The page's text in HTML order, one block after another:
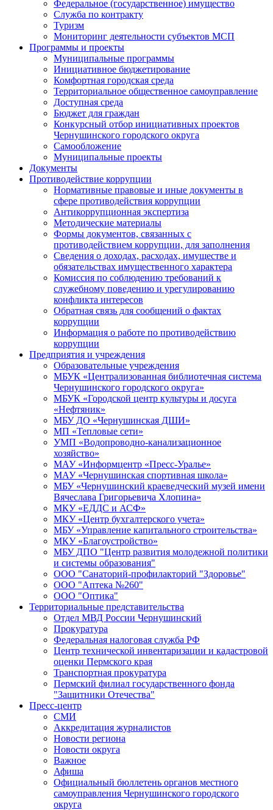
Федеральное (государственное) имущество
Служба по контракту
Туризм
Мониторинг деятельности субъектов МСП
Программы и проекты
Муниципальные программы
Инициативное бюджетирование
Комфортная городская среда
Территориальное общественное самоуправление
Доступная среда
Бюджет для граждан
Конкурсный отбор инициативных проектов
Чернушинского городского округа
Самообложение
Муниципальные проекты
Документы
Противодействие коррупции
Нормативные правовые и иные документы в
сфере противодействия коррупции
Антикоррупционная экспертиза
Методические материалы
Формы документов, связанных с
противодействием коррупции, для заполнения
Сведения о доходах, расходах, имуществе и
обязательствах имущественного характера
Комиссия по соблюдению требований к
служебному поведению и урегулированию
конфликта интересов
Обратная связь для сообщений о фактах
коррупции
Информация о работе по противодействию
коррупции
Предприятия и учреждения
Образовательные учреждения
МБУК «Централизованная библиотечная система
Чернушинского городского округа»
МБУК «Городской центр культуры и досуга
«Нефтяник»
МБУ ДО «Чернушинская ДШИ»
МП «Тепловые сети»
УМП «Водопроводно-канализационное
хозяйство»
МАУ «Информцентр «Пресс-Уралье»
МАУ «Чернушинская спортивная школа»
МБУ «Чернушинский краеведческий музей имени
Вячеслава Григорьевича Хлопина»
МКУ «ЕДДС и АСФ»
МКУ «Центр бухгалтерского учета»
МБУ «Управление капитального строительства»
МКУ «Благоустройство»
МБУ ДПО "Центр развития молодежной политики
и системы образования"
ООО "Санаторий-профилакторий "Здоровье"
ООО "Аптека №260"
ООО "Оптика"
Территориальные представительства
Отдел МВД России Чернушинский
Прокуратура
Федеральная налоговая служба РФ
Центр технической инвентаризации и кадастровой
оценки Пермского края
Транспортная прокуратура
Пермский филиал государственного фонда
"Защитники Отечества"
Пресс-центр
СМИ
Аккредитация журналистов
Новости региона
Новости округа
Важное
Афиша
Официальный бюллетень органов местного
самоуправления Чернушинского городского
округа